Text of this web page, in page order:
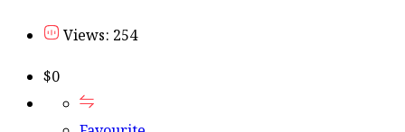
Views: 254
$0